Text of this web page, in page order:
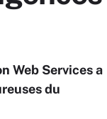
Web Services a
du